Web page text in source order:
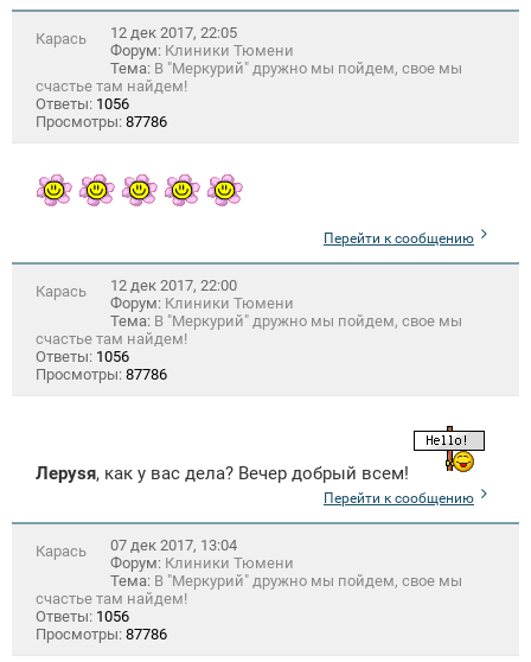
Карась
12 дек 2017, 22:05
Форум: Клиники Тюмени
Тема: В "Меркурий" дружно мы пойдем, свое мы
счастье там найдем!
Ответы: 1056
Просмотры: 87786
Перейти к сообщению
Карась
12 дек 2017, 22:00
Форум: Клиники Тюмени
Тема: В "Меркурий" дружно мы пойдем, свое мы
счастье там найдем!
Ответы: 1056
Просмотры: 87786
Лeрysя, как у вас дела? Вечер добрый всем!
Перейти к сообщению
Карась
07 дек 2017, 13:04
Форум: Клиники Тюмени
Тема: В "Меркурий" дружно мы пойдем, свое мы
счастье там найдем!
Ответы: 1056
Просмотры: 87786